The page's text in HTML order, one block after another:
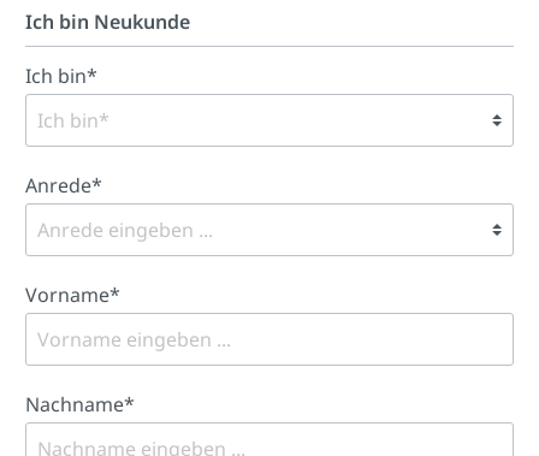
Ich bin Neukunde
Ich bin*
Anrede*
Vorname*
Nachname*